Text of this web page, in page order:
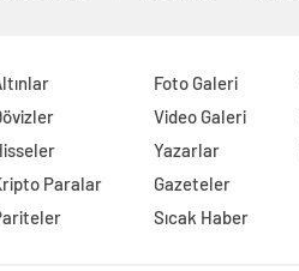
Paralar
Foto Galeri
Video Galeri
Yazarlar
Gazeteler
Sıcak Haber